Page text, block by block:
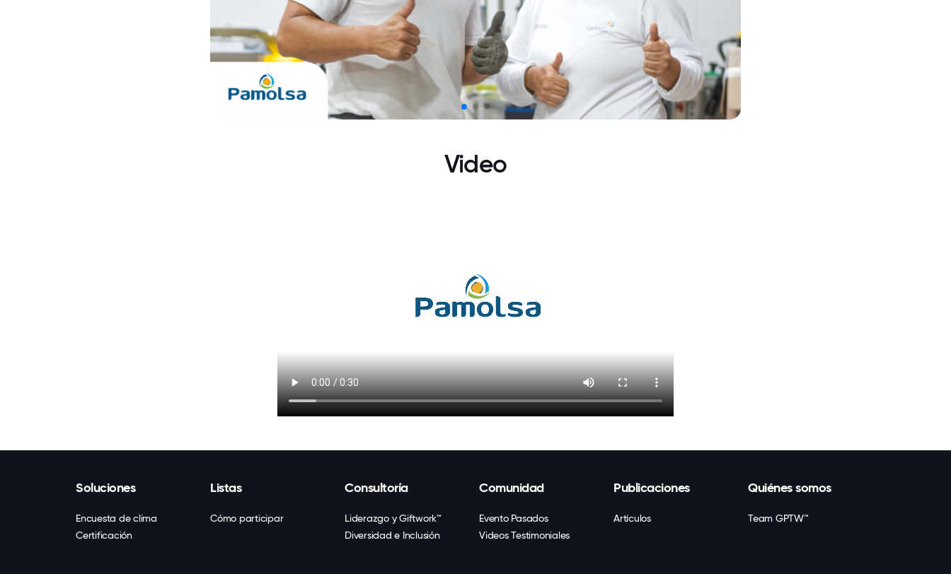
Video
Soluciones
Encuesta de clima
Certificación
Listas
Cómo participar
Consultoría
Liderazgo y Giftwork™
Diversidad e Inclusión
Comunidad
Evento Pasados
Videos Testimoniales
Publicaciones
Artículos
Quiénes somos
Team GPTW™